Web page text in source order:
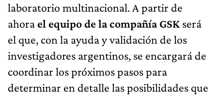
laboratorio multinacional. A partir de
ahora el equipo de la compañía GSK será
el que, con la ayuda y validación de los
investigadores argentinos, se encargará de
coordinar los próximos pasos para
determinar en detalle las posibilidades que